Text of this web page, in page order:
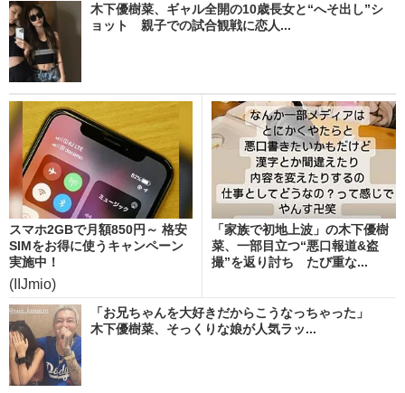
木下優樹菜、ギャル全開の10歳長女と“へそ出し”シ
ョット 親子での試合観戦に恋人...
スマホ2GBで月額850円～ 格安
SIMをお得に使うキャンペーン
実施中！
(IIJmio)
「家族で初地上波」の木下優樹
菜、一部目立つ“悪口報道&盗
撮”を返り討ち たび重な...
「お兄ちゃんを大好きだからこうなっちゃった」
木下優樹菜、そっくりな娘が人気ラッ...